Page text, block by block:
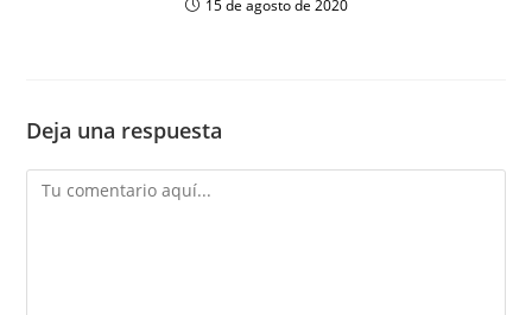
15 de agosto de 2020
Deja una respuesta